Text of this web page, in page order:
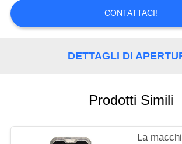
CHIEDI
PREVENTIVO
CONTATTACI!
DETTAGLI DI
Prodotti Simili
La